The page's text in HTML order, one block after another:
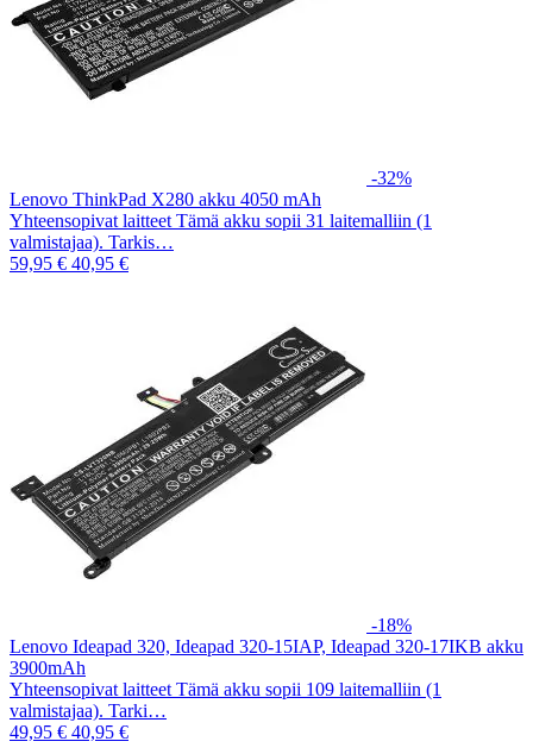
-32%
Lenovo ThinkPad X280 akku 4050 mAh
Yhteensopivat laitteet Tämä akku sopii 31 laitemalliin (1
valmistajaa). Tarkis…
59,95 € 40,95 €
-18%
Lenovo Ideapad 320, Ideapad 320-15IAP, Ideapad 320-17IKB akku
3900mAh
Yhteensopivat laitteet Tämä akku sopii 109 laitemalliin (1
valmistajaa). Tarki…
49,95 € 40,95 €